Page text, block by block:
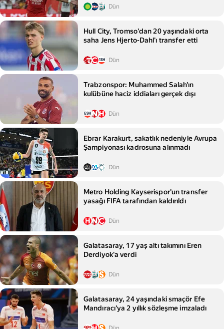
Dün
Hull City, Tromso'dan 20 yaşındaki orta
saha Jens Hjerto-Dahl'ı transfer etti
Dün
Trabzonspor: Muhammed Salah'ın
kulübüne haciz iddiaları gerçek dışı
Dün
Ebrar Karakurt, sakatlık nedeniyle Avrupa
Şampiyonası kadrosuna alınmadı
Dün
Metro Holding Kayserispor'un transfer
yasağı FIFA tarafından kaldırıldı
Dün
Galatasaray, 17 yaş altı takımını Eren
Derdiyok'a verdi
Dün
Galatasaray, 24 yaşındaki smaçör Efe
Mandıracı'ya 2 yıllık sözleşme imzaladı